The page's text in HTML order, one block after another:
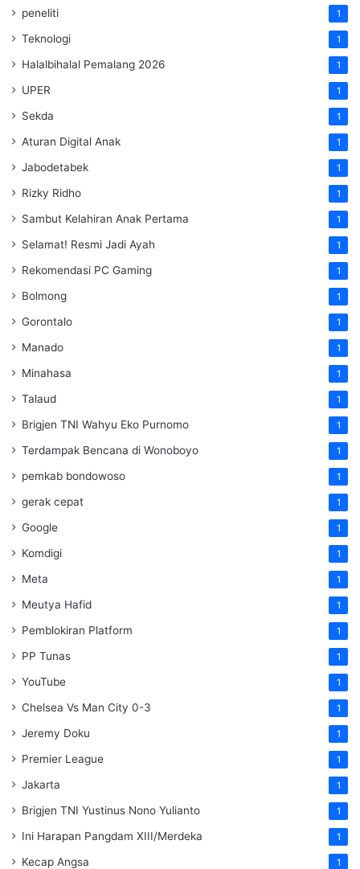
peneliti 1
Teknologi 1
Halalbihalal Pemalang 2026 1
UPER 1
Sekda 1
Aturan Digital Anak 1
Jabodetabek 1
Rizky Ridho 1
Sambut Kelahiran Anak Pertama 1
Selamat! Resmi Jadi Ayah 1
Rekomendasi PC Gaming 1
Bolmong 1
Gorontalo 1
Manado 1
Minahasa 1
Talaud 1
Brigjen TNI Wahyu Eko Purnomo 1
Terdampak Bencana di Wonoboyo 1
pemkab bondowoso 1
gerak cepat 1
Google 1
Komdigi 1
Meta 1
Meutya Hafid 1
Pemblokiran Platform 1
PP Tunas 1
YouTube 1
Chelsea Vs Man City 0-3 1
Jeremy Doku 1
Premier League 1
Jakarta 1
Brigjen TNI Yustinus Nono Yulianto 1
Ini Harapan Pangdam XIII/Merdeka 1
Kecap Angsa 1